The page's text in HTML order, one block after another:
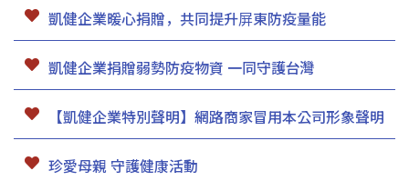
凱健企業暖心捐贈，共同提升屏東防疫量能
凱健企業捐贈弱勢防疫物資 一同守護台灣
【凱健企業特別聲明】網路商家冒用本公司形象聲明
珍愛母親 守護健康活動